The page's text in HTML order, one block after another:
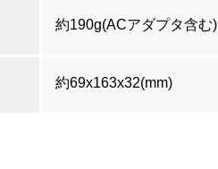
約190g(ACアダプタ含む)
約69x163x32(mm)